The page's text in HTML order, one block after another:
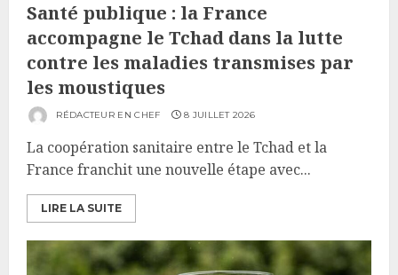
Santé publique : la France
accompagne le Tchad dans la lutte
contre les maladies transmises par
les moustiques
RÉDACTEUR EN CHEF 8 JUILLET 2026
La coopération sanitaire entre le Tchad et la
France franchit une nouvelle étape avec...
LIRE LA SUITE